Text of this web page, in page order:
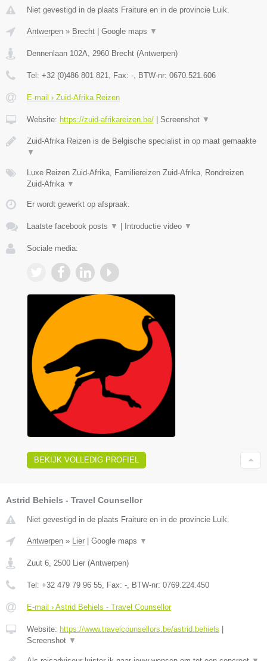
Niet gevestigd in de plaats Fraiture en in de provincie Luik.
Antwerpen » Brecht | Google maps ▼
Dennenlaan 102A 2960 Brecht (Antwerpen)
Tel: +32 (0)486 801 821 , Fax: - , BTW-nr: 0670.521.606
E-mail › Zuid-Afrika Reizen
Website: https://zuid-afrikareizen.be/ | Screenshot ▼
Zuid-Afrika Reizen is de Belgische specialist in op maat gemaakte
▼
Luxe Reizen Zuid-Afrika, Familiereizen Zuid-Afrika, Rondreizen
Zuid-Afrika ▼
Er wordt gewerkt op afspraak.
Laatste facebook posts ▼ | Introductie video ▼
Sociale media:
BEKIJK VOLLEDIG PROFIEL
Astrid Behiels - Travel Counsellor
Niet gevestigd in de plaats Fraiture en in de provincie Luik.
Antwerpen » Lier Google maps ▼
Zuut 6 2500 Lier (Antwerpen)
Tel: +32 479 79 96 55 , Fax: - , BTW-nr: 0769.224.450
E-mail › Astrid Behiels - Travel Counsellor
Website: https://www.travelcounsellors.be/astrid.behiels
Screenshot ▼